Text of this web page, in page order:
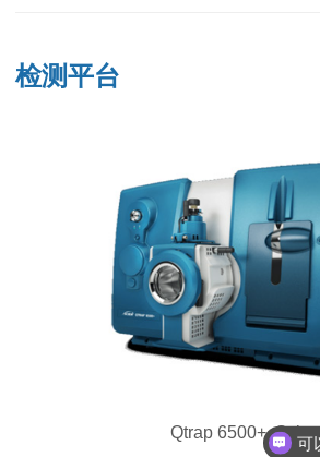
检测平台
Qtrap 6500+, Sciex